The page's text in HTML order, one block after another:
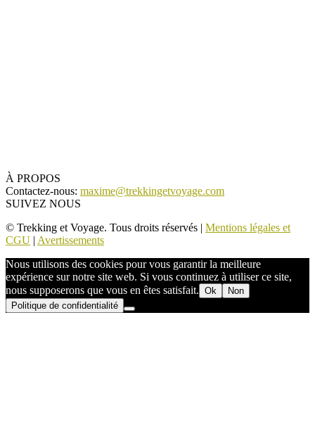
À PROPOS
Contactez-nous: maxime@trekkingetvoyage.com
SUIVEZ NOUS
© Trekking et Voyage. Tous droits réservés | Mentions légales et
CGU | Avertissements
Nous utilisons des cookies pour vous garantir la meilleure
expérience sur notre site web. Si vous continuez à utiliser ce site,
nous supposerons que vous en êtes satisfait. Ok
Non
Politique de confidentialité